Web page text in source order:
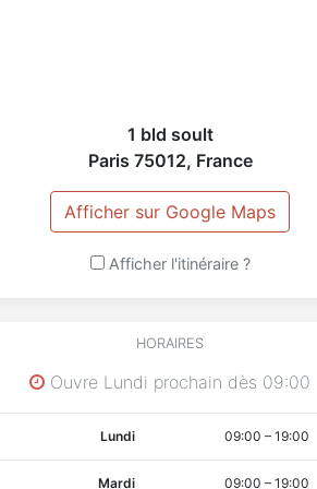
un travail d'appoint, un
de belles surprises et nous
collaborer sur du long terme.
compétences: Business development /
1 bld soult
Paris 75012, France
Afficher sur Google Maps
Afficher l'itinéraire ?
HORAIRES
Ouvre Lundi prochain dès 09:00
Lundi 09:00 – 19:00
Mardi 09:00 – 19:00